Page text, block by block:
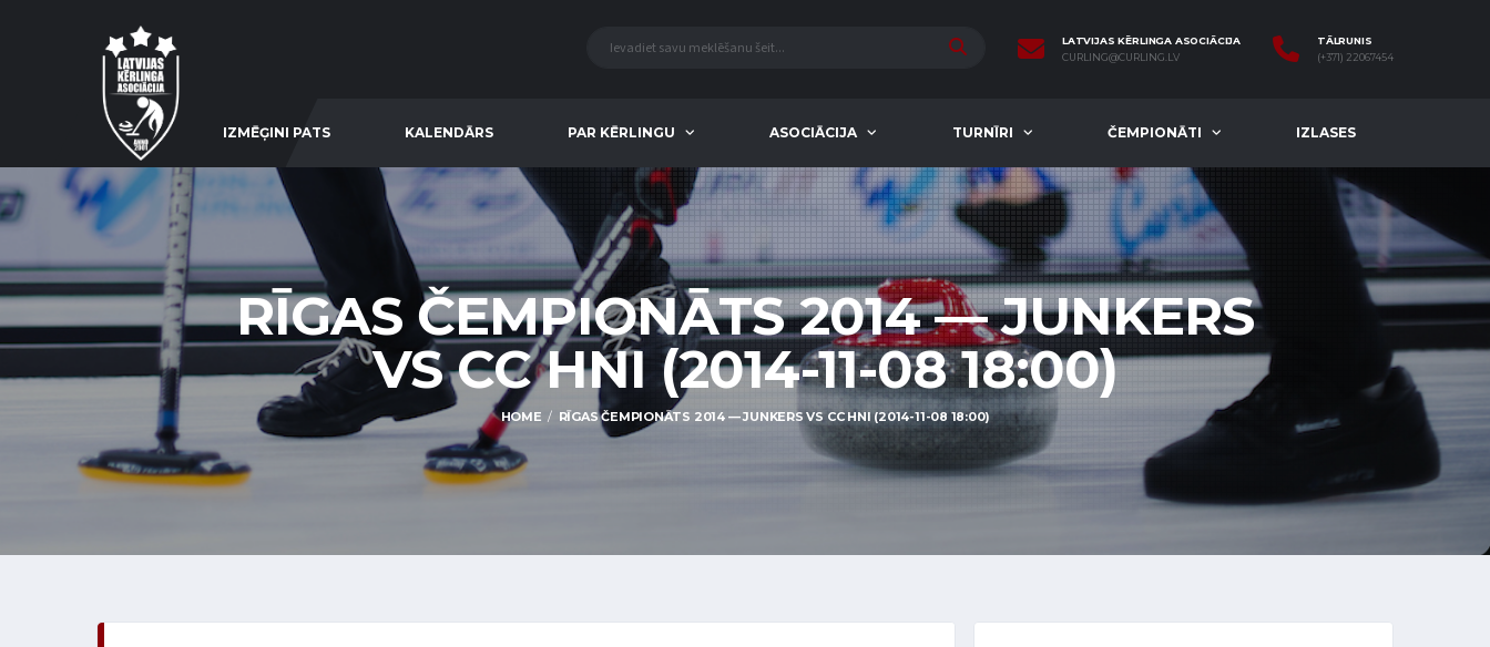
LATVIJAS KĒRLINGA ASOCIĀCIJA
CURLING@CURLING.LV
TĀLRUNIS
(+371) 22067454
IZMĒĢINI PATS KALENDĀRS PAR KĒRLINGU ASOCIĀCIJA TURNĪRI ČEMPIONĀTI IZLASES
RĪGAS ČEMPIONĀTS 2014 — JUNKERS
VS CC HNI (2014-11-08 18:00)
HOME RĪGAS ČEMPIONĀTS 2014 — JUNKERS VS CC HNI (2014-11-08 18:00)